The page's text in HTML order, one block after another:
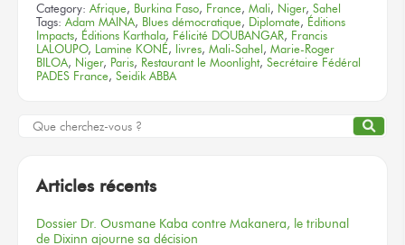
Category: Afrique, Burkina Faso, France, Mali, Niger, Sahel
Tags: Adam MAINA, Blues démocratique, Diplomate, Éditions
Impacts, Éditions Karthala, Félicité DOUBANGAR, Francis
LALOUPO, Lamine KONÉ, livres, Mali-Sahel , Marie-Roger
BILOA, Niger, Paris, Restaurant le Moonlight, Secrétaire Fédéral
PADES France, Seidik ABBA
Articles récents
Dossier Dr. Ousmane Kaba contre Makanera, le tribunal
de Dixinn ajourne sa décision